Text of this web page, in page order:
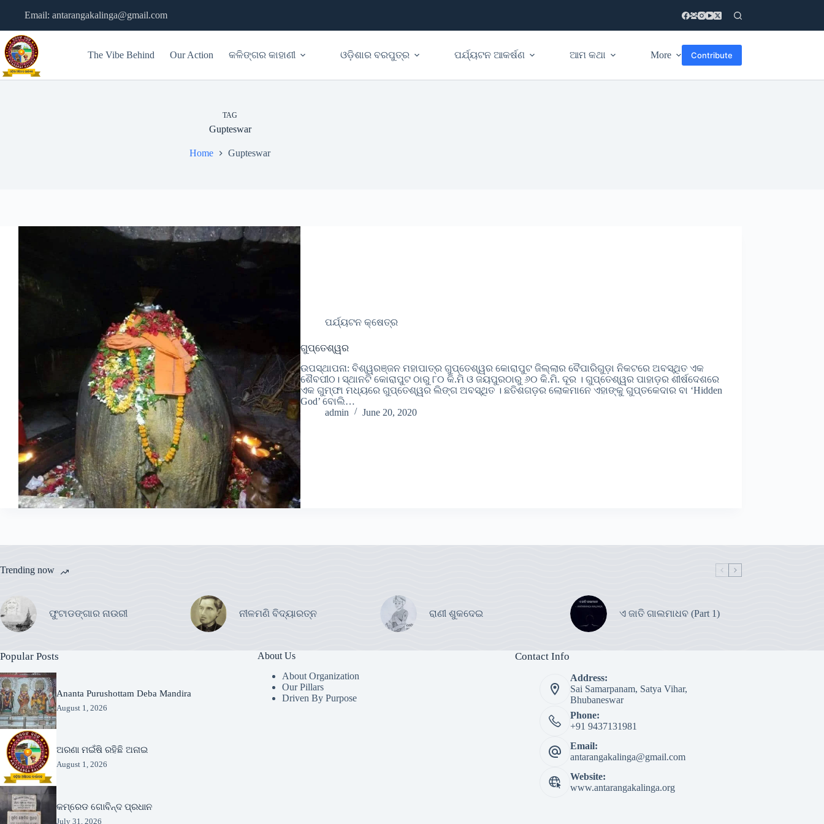
Email: antarangakalinga@gmail.com
The Vibe Behind Our Action କଳିଙ୍ଗର କାହାଣୀ ଓଡ଼ିଶାର ବରପୁତ୍ର ପର୍ଯ୍ୟଟନ ଆକର୍ଷଣ ଆମ କଥା More Contribute
TAG
Gupteswar
Home Gupteswar
ପର୍ଯ୍ୟଟନ କ୍ଷେତ୍ର
ଗୁପ୍ତେଶ୍ୱର
ଉପସ୍ଥାପନା: ବିଶ୍ୱରଞ୍ଜନ ମହାପାତ୍ର ଗୁପ୍ତେଶ୍ୱର କୋରାପୁଟ ଜିଲ୍ଲାର ବୈପାରିଗୁଡ଼ା ନିକଟରେ ଅବସ୍ଥିତ ଏକ
ଶୈବପୀଠ। ସ୍ଥାନଟି କୋରାପୁଟ ଠାରୁ ୮୦ କି.ମି ଓ ଜୟପୁରଠାରୁ ୬୦ କି.ମି. ଦୂର । ଗୁପ୍ତେଶ୍ୱର ପାହାଡ଼ର ଶୀର୍ଷଦେଶରେ
ଏକ ଗୁମ୍ଫା ମଧ୍ୟରେ ଗୁପ୍ତେଶ୍ୱର ଲିଙ୍ଗ ଅବସ୍ଥିତ । ଛତିଶଗଡ଼ର ଲୋକମାନେ ଏହାଙ୍କୁ ଗୁପ୍ତକେଦାର ବା ‘Hidden
God’ ବୋଲି…
admin
June 20, 2020
Trending now
ଫୁଟାଡଙ୍ଗାର ନାଉରୀ ନୀଳମଣି ବିଦ୍ୟାରତ୍ନ ରାଣୀ ଶୁକଦେଇ ଏ ଜାତି ଗାଲମାଧବ (Part 1)
Popular Posts
Ananta Purushottam Deba Mandira
August 1, 2026
ଅରଣା ମଇଁଷି ରହିଛି ଅନାଇ
August 1, 2026
କମ୍ରେଡ ଗୋବିନ୍ଦ ପ୍ରଧାନ
July 31, 2026
About Us
About Organization
Our Pillars
Driven By Purpose​
Contact Info
Address:
Sai Samarpanam, Satya Vihar,
Bhubaneswar
Phone:
+91 9437131981
Email:
antarangakalinga@gmail.com
Website:
www.antarangakalinga.org